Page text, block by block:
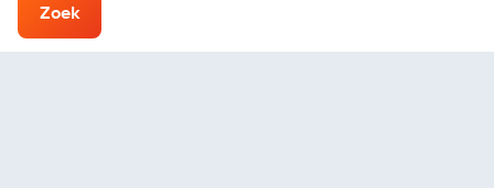
Zoek